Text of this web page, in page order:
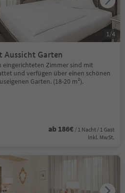
Aussicht Garten
eingerichteten Zimmer sind mit
und verfügen über einen schönen
Garten. (18-20 m²).
ab 186€ / 1 Nacht / 1 Gast
Inkl. MwSt.
1 /4